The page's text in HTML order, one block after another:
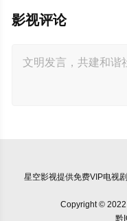
影视评论
星空影视提供免费VIP电视
Copyright ©
黔